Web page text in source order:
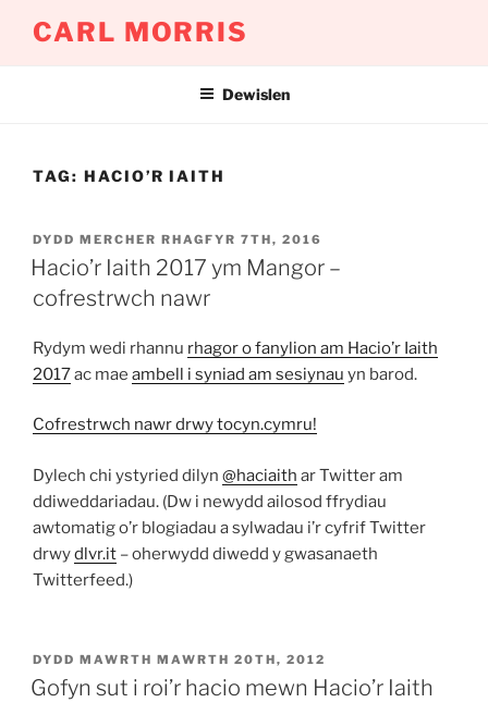
CARL MORRIS
Dewislen
TAG: HACIO’R IAITH
COFNODWYD
AR
DYDD MERCHER RHAGFYR 7TH, 2016
Hacio’r Iaith 2017 ym Mangor –
cofrestrwch nawr
Rydym wedi rhannu rhagor o fanylion am Hacio’r Iaith
2017ac mae ambell i syniad am sesiynau yn barod.
Cofrestrwch nawr drwy tocyn.cymru!
Dylech chi ystyried dilyn @haciaith ar Twitter am
ddiweddariadau. (Dw i newydd ailosod ffrydiau
awtomatig o’r blogiadau a sylwadau i’r cyfrif Twitter
drwydlvr.it – oherwydd diwedd y gwasanaeth
Twitterfeed.)
COFNODWYD
AR
DYDD MAWRTH MAWRTH 20TH, 2012
Gofyn sut i roi’r hacio mewn Hacio’r Iaith